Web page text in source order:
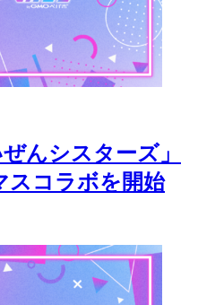
んシスターズ」
スコラボを開始